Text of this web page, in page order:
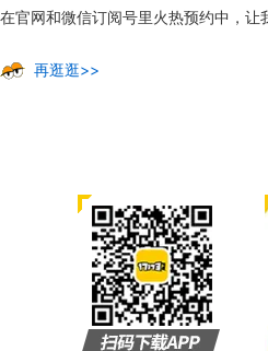
在官网和微信订阅号里火热预约中，让
再逛逛>>